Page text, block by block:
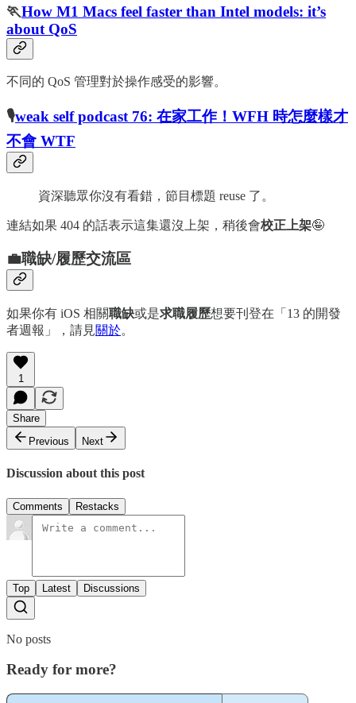
🏃How M1 Macs feel faster than Intel models: it’s
about QoS
不同的 QoS 管理對於操作感受的影響。
🎙weak self podcast 76: 在家工作！WFH 時怎麼樣才
不會 WTF
資深聽眾你沒有看錯，節目標題 reuse 了。
連結如果 404 的話表示這集還沒上架，稍後會校正上架🤪
💼職缺/履歷交流區
如果你有 iOS 相關職缺或是求職履歷想要刊登在「13 的開發
者週報」，請見關於。
1
Share
Previous
Next
Discussion about this post
Comments Restacks
Top Latest Discussions
No posts
Ready for more?